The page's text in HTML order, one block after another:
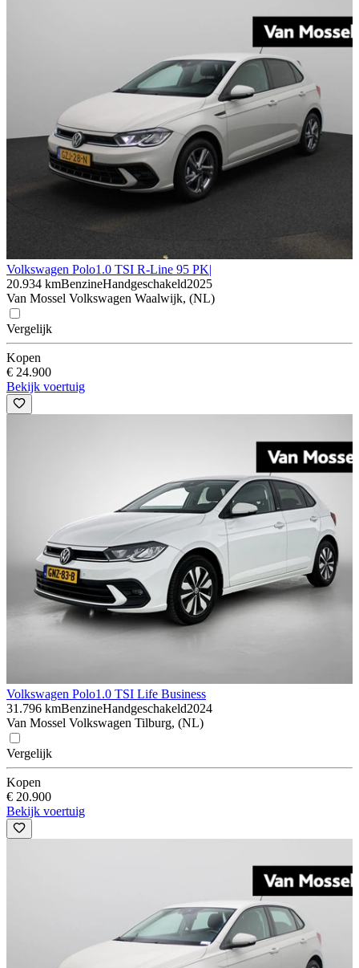
Volkswagen Polo1.0 TSI R-Line 95 PK|
20.934 kmBenzineHandgeschakeld2025
Van Mossel Volkswagen Waalwijk, (NL)
Vergelijk
Kopen
€ 24.900
Bekijk voertuig
Volkswagen Polo1.0 TSI Life Business
31.796 kmBenzineHandgeschakeld2024
Van Mossel Volkswagen Tilburg, (NL)
Vergelijk
Kopen
€ 20.900
Bekijk voertuig